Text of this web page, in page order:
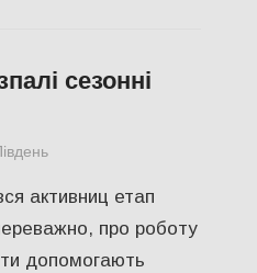
сезонні
активниц етап
про роботу
допомогають